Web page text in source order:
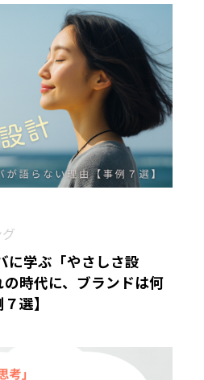
に学ぶ「やさしさ設
時代に、ブランドは何
選】